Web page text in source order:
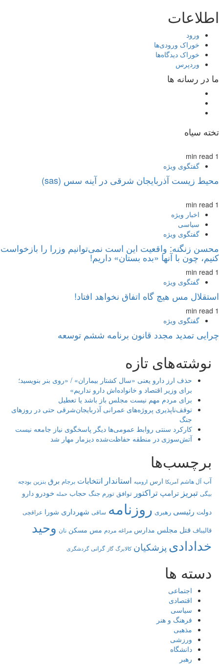
اطلاعات
ورود
خوراک ورودی‌ها
خوراک دیدگاه‌ها
وردپرس
ما در رسانه ها
تخته سیاه
1 min read
گفتگوی ویژه
محیط زیست آذربایجان شرقی در آینه سس (sas)
1 min read
اخبار ویژه
سیاسی
گفتگوی ویژه
محسن زنگنه: واقعیت این است نمی‌توانیم وزرا را بازخواست
کنیم، چون با آنها «بده بستان» داریم!
1 min read
گفتگوی ویژه
استقلال مس هیچ گاه اتفاق نخواهد افتاد!
1 min read
گفتگوی ویژه
چرایی تمدید مجدد قانون برنامه ششم توسعه
نوشته‌های تازه
حذف ارز دارو یعنی «سال کشتار بیماران» / «روی بنر بنویسید؛
برای وزیر اقتصاد و خانواده‌اش دارو نداریم»
برای مردم مهم نیست مجلس باز باشد یا تعطیل
توقف‌ناپذیری پروژه‌های عمرانی آذربایجان‌شرقی حتی در روزهای
جنگ
کارکرد سنتی روابط عمومی‌ها دیگر پاسخگوی نیاز جامعه نیست
آتش‌سوزی در منطقه حفاظت‌شده دیزمار مهار شد
برچسب‌ها
آب آل هاشم آمریکا ارس ارومیه استاندار انتخابات برجام برق بنزین بودجه
بیگی تبریز ترامپ تراکتور توافق تورم جنگ حجاب حمله خودرو دارو
دولت رئیسی رهبری روزنامه ساقی شهرداری شورا عراقچی
قالیباف قتل مجلس مدارس مراغه مردم مس مسکن نان وحید
خدادادی پزشکیان کالابرگ گاز گرانی گردشگری
دسته ها
اجتماعی
اقتصادی
سیاسی
فرهنگ و هنر
مذهبی
ورزشی
دانشگاه
رهبر